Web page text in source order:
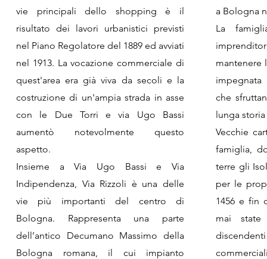
vie principali dello shopping è il
risultato dei lavori urbanistici previsti
nel Piano Regolatore del 1889 ed avviati
nel 1913. La vocazione commerciale di
quest'area era già viva da secoli e la
costruzione di un'ampia strada in asse
con le Due Torri e via Ugo Bassi
aumentò notevolmente questo
aspetto.
Insieme a Via Ugo Bassi e Via
Indipendenza, Via Rizzoli è una delle
vie più importanti del centro di
Bologna. Rappresenta una parte
dell’antico Decumano Massimo della
Bologna romana, il cui impianto
a Bologna
La
mantenere
che
lunga
Vecchie
famiglia,
terre gli
per le
1456 e fin
mai